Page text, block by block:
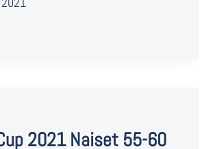
2021 Naiset 55-60